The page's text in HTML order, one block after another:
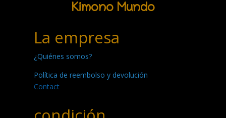
Kimono Mundo
La empresa
¿Quiénes somos?
Política de reembolso y devolución
Contact